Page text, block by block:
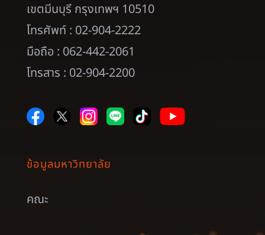
เขตมีนบุรี กรุงเทพฯ 10510
โทรศัพท์ : 02-904-2222
มือถือ : 062-442-2061
โทรสาร : 02-904-2200
ข้อมูลมหาวิทยาลัย
คณะ